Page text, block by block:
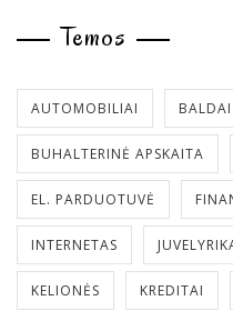
Temos
AUTOMOBILIAI BALDAI
BUHALTERINĖ APSKAITA
EL. PARDUOTUVĖ
INTERNETAS
KELIONĖS KREDITAI